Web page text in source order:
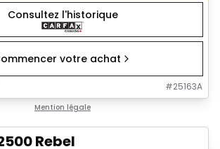
Consultez l'historique
votre achat
#25163A
Mention légale
Rebel